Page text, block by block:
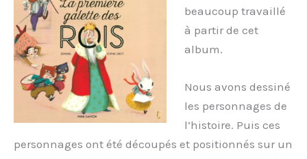
beaucoup travaillé
à partir de cet
album.
Nous avons dessiné
les personnages de
l’histoire. Puis ces
personnages ont été découpés et positionnés sur un